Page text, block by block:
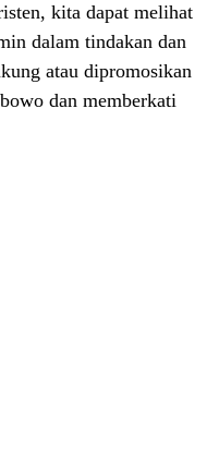
kita dapat melihat
dalam tindakan dan
atau dipromosikan
dan memberkati